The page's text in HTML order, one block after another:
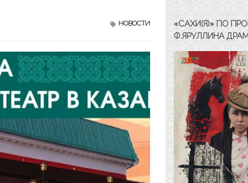
НОВОСТИ
«САХИ(Я)» ПО
Ф.ЯРУЛЛИНА